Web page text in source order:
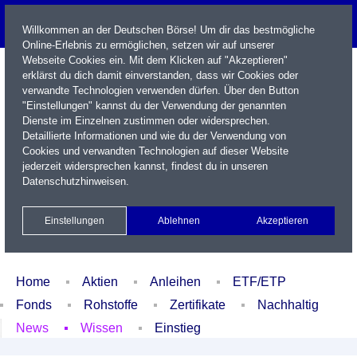
Name / WKN / ISIN / Kürzel
Xetra Realtime
Watchlist Portfolio Login
Home Aktien Anleihen
ETF/ETP
Fonds
Rohstoffe Zertifikate
Nachhaltig
News
Wissen Einstieg
Willkommen an der Deutschen Börse! Um dir das bestmögliche
Online-Erlebnis zu ermöglichen, setzen wir auf unserer
Webseite Cookies ein. Mit dem Klicken auf "Akzeptieren"
erklärst du dich damit einverstanden, dass wir Cookies oder
verwandte Technologien verwenden dürfen. Über den Button
"Einstellungen" kannst du der Verwendung der genannten
Dienste im Einzelnen zustimmen oder widersprechen.
Detaillierte Informationen und wie du der Verwendung von
Cookies und verwandten Technologien auf dieser Website
jederzeit widersprechen kannst, findest du in unseren
Datenschutzhinweisen.
Einstellungen Ablehnen Akzeptieren